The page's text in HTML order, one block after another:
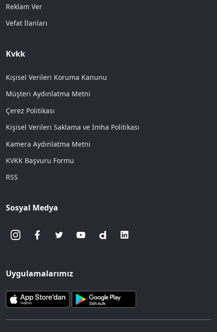
Reklam Ver
Vefat İlanları
Kvkk
Kişisel Verileri Koruma Kanunu
Müşteri Aydınlatma Metni
Çerez Politikası
Kişisel Verileri Saklama ve İmha Politikası
Kamera Aydınlatma Metni
KVKK Başvuru Formu
RSS
Sosyal Medya
Uygulamalarımız